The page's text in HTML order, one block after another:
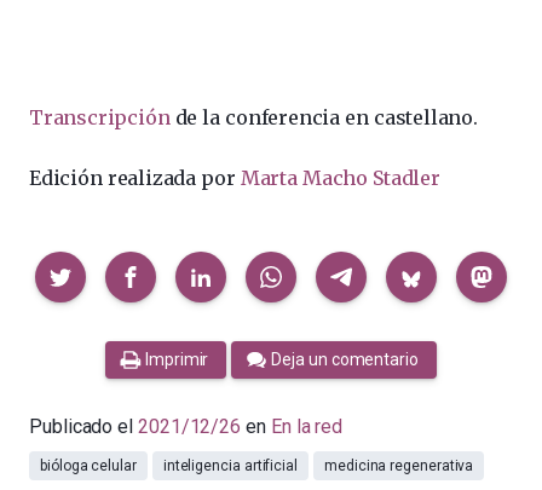
Transcripción de la conferencia en castellano.
Edición realizada por Marta Macho Stadler
Compartir
Imprimir Deja un comentario
Publicado el 2021/12/26 en En la red
bióloga celular inteligencia artificial medicina regenerativa